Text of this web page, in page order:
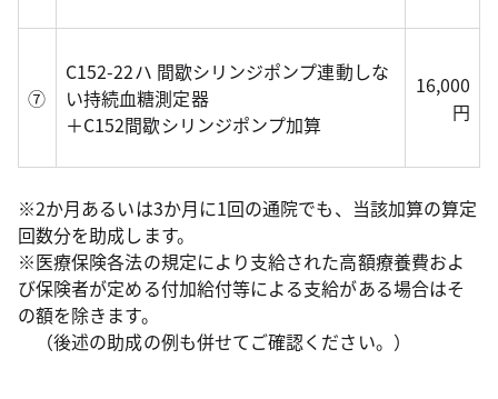
⑦
C152-22ハ 間歇シリンジポンプ連動しな
い持続血糖測定器
＋C152間歇シリンジポンプ加算
16,000
円
※2か月あるいは3か月に1回の通院でも、当該加算の算定
回数分を助成します。
※医療保険各法の規定により支給された高額療養費およ
び保険者が定める付加給付等による支給がある場合はそ
の額を除きます。
（後述の助成の例も併せてご確認ください。）